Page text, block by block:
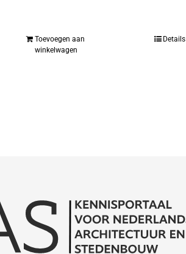
Toevoegen aan
winkelwagen
Details